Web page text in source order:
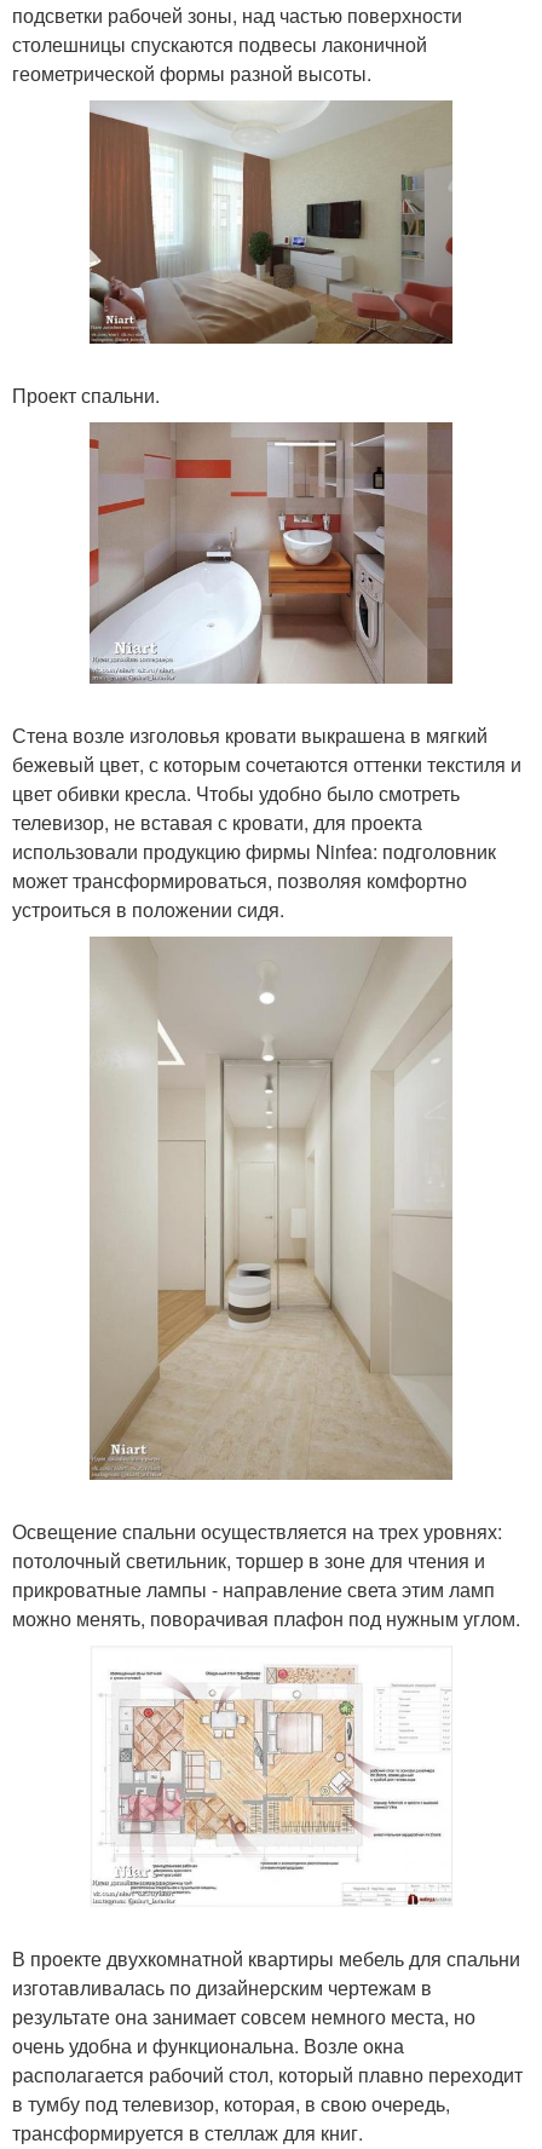
подсветки рабочей зоны, над частью поверхности
столешницы спускаются подвесы лаконичной
геометрической формы разной высоты.
Проект спальни.
Стена возле изголовья кровати выкрашена в мягкий
бежевый цвет, с которым сочетаются оттенки текстиля и
цвет обивки кресла. Чтобы удобно было смотреть
телевизор, не вставая с кровати, для проекта
использовали продукцию фирмы Ninfea: подголовник
может трансформироваться, позволяя комфортно
устроиться в положении сидя.
Освещение спальни осуществляется на трех уровнях:
потолочный светильник, торшер в зоне для чтения и
прикроватные лампы - направление света этим ламп
можно менять, поворачивая плафон под нужным углом.
В проекте двухкомнатной квартиры мебель для спальни
изготавливалась по дизайнерским чертежам в
результате она занимает совсем немного места, но
очень удобна и функциональна. Возле окна
располагается рабочий стол, который плавно переходит
в тумбу под телевизор, которая, в свою очередь,
трансформируется в стеллаж для книг.